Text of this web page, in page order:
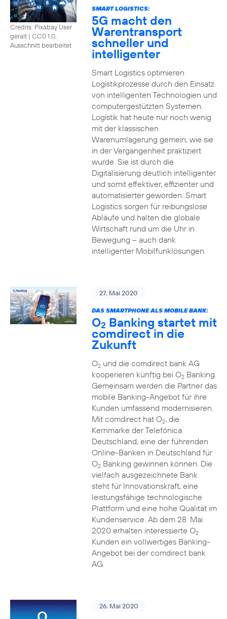
Credits: Pixabay User
geralt | CC0 1.0,
Ausschnitt bearbeitet
SMART LOGISTICS:
5G macht den
Warentransport
schneller und
intelligenter
Smart Logistics optimieren
Logistikprozesse durch den Einsatz
von intelligenten Technologien und
computergestützten Systemen.
Logistik hat heute nur noch wenig
mit der klassischen
Warenumlagerung gemein, wie sie
in der Vergangenheit praktiziert
wurde. Sie ist durch die
Digitalisierung deutlich intelligenter
und somit effektiver, effizienter und
automatisierter geworden. Smart
Logistics sorgen für reibungslose
Abläufe und halten die globale
Wirtschaft rund um die Uhr in
Bewegung – auch dank
intelligenter Mobilfunklösungen.
27. Mai 2020
DAS SMARTPHONE ALS MOBILE BANK:
O2 Banking startet mit
comdirect in die
Zukunft
O2und die comdirect bank AG
kooperieren künftig bei O2Banking.
Gemeinsam werden die Partner das
mobile Banking-Angebot für ihre
Kunden umfassend modernisieren.
Mit comdirect hat O2, die
Kernmarke der Telefónica
Deutschland, eine der führenden
Online-Banken in Deutschland für
O2Banking gewinnen können. Die
vielfach ausgezeichnete Bank
steht für Innovationskraft, eine
leistungsfähige technologische
Plattform und eine hohe Qualität im
Kundenservice. Ab dem 28. Mai
2020 erhalten interessierte O2
Kunden ein vollwertiges Banking-
Angebot bei der comdirect bank
AG.
26. Mai 2020